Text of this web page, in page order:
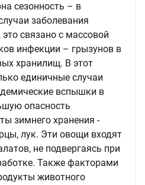
сезонность – в
заболевания
связано с массовой
инфекции – грызунов в
хранилищ. В этот
единичные случаи
вспышки в
опасность
зимнего хранения -
лук. Эти овощи входят
не подвергаясь при
Также факторами
животного